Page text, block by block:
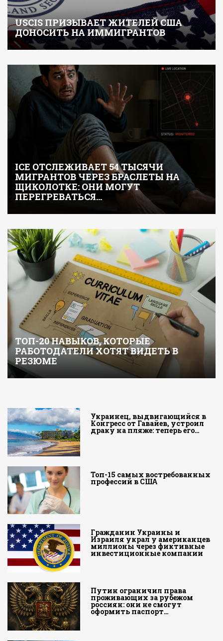
USCIS ПРИЗЫВАЕТ ЖИТЕЛЕЙ США
ДОНОСИТЬ НА ИММИГРАНТОВ
ICE ОТСЛЕЖИВАЕТ 54 ТЫСЯЧИ
МИГРАНТОВ ЧЕРЕЗ БРАСЛЕТЫ НА
ЩИКОЛОТКЕ: ОНИ МОГУТ
ПЕРЕГРЕВАТЬСЯ…
ТОП-20 НАВЫКОВ, КОТОРЫЕ
РАБОТОДАТЕЛИ ХОТЯТ ВИДЕТЬ В
РЕЗЮМЕ
Украинец, выдвигающийся в
Конгресс от Гавайев, устроил
драку на пляже: теперь его…
Топ-15 самых востребованных
профессий в США
Гражданин Украины и
Израиля украл у американцев
миллионы через фиктивные
инвестиционные компании
Путин ограничил права
проживающих за рубежом
россиян: они не смогут
оформить паспорт…